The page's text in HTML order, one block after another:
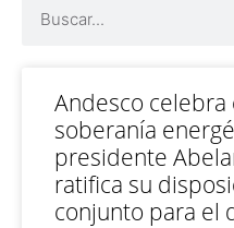
Andesco
soberanía
presidente
ratifica su
conjunto para el